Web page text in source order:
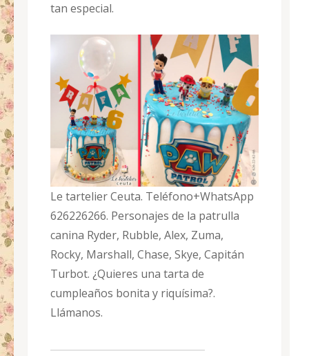
tan especial.
Le tartelier Ceuta. Teléfono+WhatsApp
626226266. Personajes de la patrulla
canina Ryder, Rubble, Alex, Zuma,
Rocky, Marshall, Chase, Skye, Capitán
Turbot. ¿Quieres una tarta de
cumpleaños bonita y riquísima?.
Llámanos.